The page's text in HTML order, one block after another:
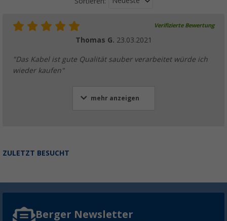
Berger Classiq Smart LED Fernseher mit
230 V
199,00€
Verifizierte Bewertung
Thomas G. 23.03.2021
"Das Kabel ist gute Qualität sauber verarbeitet würde ich
wieder kaufen"
mehr anzeigen
ZULETZT BESUCHT
Berger Newsletter